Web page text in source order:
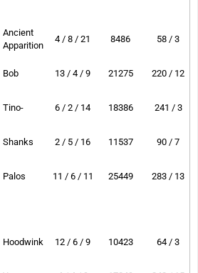
Ancient
Apparition
4 / 8 / 21 8486 58 / 3
Bob 13 / 4 / 9 21275 220 / 12
Tino- 6 / 2 / 14 18386 241 / 3
Shanks 2 / 5 / 16 11537 90 / 7
Palos 11 / 6 / 11 25449 283 / 13
Hoodwink 12 / 6 / 9 10423 64 / 3